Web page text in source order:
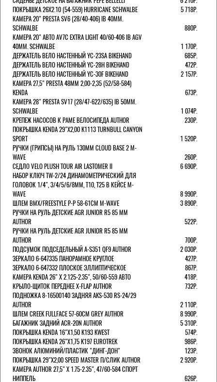
ПОКРЫШКА 26X2.10 (54-559) HURRICANE SCHWALBE
5 718Р.
КАМЕРА 20" PRESTA SV6 (28/40-406) IB 40MM.
SCHWALBE
880Р.
КАМЕРА 20" АВТО AV7C EXTRA LIGHT 40/60-406 IB AGV
40MM. SCHWALBE
1 170Р.
ДЕРЖАТЕЛЬ ВЕЛО НАСТЕННЫЙ YC-23SA BIKEHAND
685Р.
ДЕРЖАТЕЛЬ ВЕЛО НАСТЕННЫЙ YC-28H BIKEHAND
472Р.
ДЕРЖАТЕЛЬ ВЕЛО НАСТЕННЫЙ YC-30F BIKEHAND
2 157Р.
КАМЕРА 27,5" PRESTA 48ММ 2,00-2,35 (52/58-584)
KENDA
673Р.
КАМЕРА 28" PRESTA SV17 (28/47-622/635) IB 50MM.
SCHWALBE
1 074Р.
КРЕПЕЖ НАСОСОВ К РАМЕ ВЕЛОСИПЕДА AUTHOR
230Р.
ПОКРЫШКА KENDA 29"Х2,00 K1113 TURNBULL CANYON
SPORT
1 520Р.
РУЧКИ (ГРИПСЫ) НА РУЛЬ 130ММ CLOUD BASE 2 M-
WAVE
260Р.
СЕДЛО VELO PLUSH TOUR AIR LASTOMER II
6 690Р.
НАБОР КЛЮЧ TW-2/24 ДИНАМОМЕТРИЧЕСКИЙ ДЛЯ
ГОЛОВОК 1/4", 3/4/5/6/8ММ, T10, T25 В КЕЙСЕ M-
WAVE
8 990Р.
ШЛЕМ ВМХ/FREESTYLE Р-Р 58-61СМ M-WAVE
3 890Р.
РУЧКИ НА РУЛЬ ДЕТСКИЕ AGR JUNIOR R5 85 ММ
AUTHOR
522Р.
РУЧКИ НА РУЛЬ ДЕТСКИЕ AGR JUNIOR R5 85 ММ
AUTHOR
700Р.
ПОДСУМОК ПОДСЕДЕЛЬНЫЙ A-S351 QF9 AUTHOR
2 030Р.
ЗЕРКАЛО 6-647335 ПАНОРАМНОЕ КРУГЛОЕ
427Р.
ЗЕРКАЛО 6-647332 ПЛОСКОЕ ЭЛЛИПТИЧЕСКОЕ
867Р.
КАМЕРА KENDA 26" Х 2.125-2.35", 50/60-559 АВТО
418Р.
КРЫЛО-ЩИТОК ПЕРЕДНЕЕ X-FLAP AUTHOR
732Р.
ПОДНОЖКА 8-16500140 ЗАДНЯЯ AKS-530 RS-24/29
AUTHOR
2 110Р.
ШЛЕМ CREEK FULLFACE 57-60СМ GREY AUTHOR
8 990Р.
БАГАЖНИК ЗАДНИЙ ACR-20N AUTHOR
5 310Р.
ПОКРЫШКА KENDA 16"Х1,50 K193 KWEST
574Р.
ПОКРЫШКА KENDA 26"Х1,75 K197 EUROTREK
986Р.
ЗВОНОК АЛЮМИНИЙ/ПЛАСТИК "ДИНГ-ДОН"
123Р.
ПОКРЫШКА 29"Х2,00 SPEED MASTER П/СЛИК AUTHOR
2 920Р.
КАМЕРА AUTHOR 27,5" Х 1.75-2.35", 47/60-584 СПОРТ
НИППЕЛЬ
626Р.